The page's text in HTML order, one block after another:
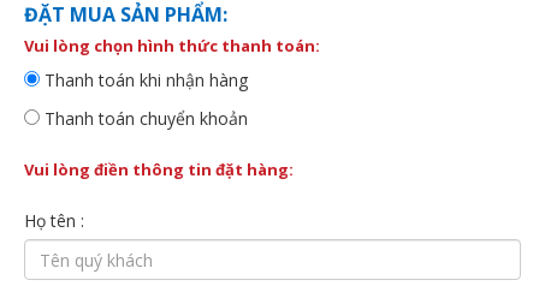
ĐẶT MUA SẢN PHẨM:
Vui lòng chọn hình thức thanh toán:
Thanh toán khi nhận hàng
Thanh toán chuyển khoản
Vui lòng điền thông tin đặt hàng:
Họ tên :